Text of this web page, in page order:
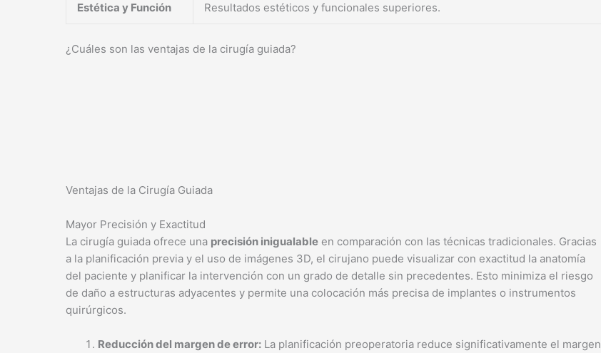
Estética y Función Resultados estéticos y funcionales superiores.
¿Cuáles son las ventajas de la cirugía guiada?
Ventajas de la Cirugía Guiada
Mayor Precisión y Exactitud
La cirugía guiada ofrece una precisión inigualable en comparación con las técnicas tradicionales. Gracias
a la planificación previa y el uso de imágenes 3D, el cirujano puede visualizar con exactitud la anatomía
del paciente y planificar la intervención con un grado de detalle sin precedentes. Esto minimiza el riesgo
de daño a estructuras adyacentes y permite una colocación más precisa de implantes o instrumentos
quirúrgicos.
Reducción del margen de error: La planificación preoperatoria reduce significativamente el margen